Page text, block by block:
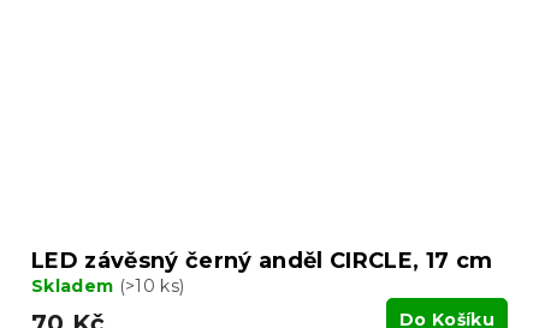
LED závěsný černý anděl CIRCLE, 17 cm
Skladem (>10 ks)
Do Košíku